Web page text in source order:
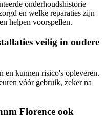
onderhoudshistorie
en welke reparaties zijn
helpen voorspellen.
veilig in oudere
en kunnen risico's opleveren.
vóór gebruik, zeker na
Florence ook